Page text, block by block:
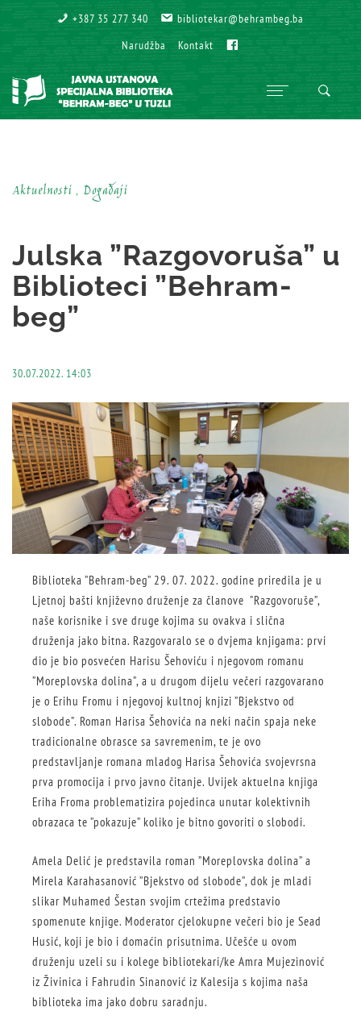
+387 35 277 340
bibliotekar@behrambeg.ba
Narudžba
Kontakt
Aktuelnosti , Događaji
Julska ”Razgovoruša” u
Biblioteci ”Behram-
beg”
30.07.2022. 14:03
Biblioteka ”Behram-beg” 29. 07. 2022. godine priredila je u
Ljetnoj bašti književno druženje za članove ”Razgovoruše”,
naše korisnike i sve druge kojima su ovakva i slična
druženja jako bitna. Razgovaralo se o dvjema knjigama: prvi
dio je bio posvećen Harisu Šehoviću i njegovom romanu
”Moreplovska dolina”, a u drugom dijelu večeri razgovarano
je o Erihu Fromu i njegovoj kultnoj knjizi ”Bjekstvo od
slobode”. Roman Harisa Šehovića na neki način spaja neke
tradicionalne obrasce sa savremenim, te je ovo
predstavljanje romana mladog Harisa Šehovića svojevrsna
prva promocija i prvo javno čitanje. Uvijek aktuelna knjiga
Eriha Froma problematizira pojedinca unutar kolektivnih
obrazaca te ”pokazuje” koliko je bitno govoriti o slobodi.
Amela Delić je predstavila roman ”Moreplovska dolina” a
Mirela Karahasanović ”Bjekstvo od slobode”, dok je mladi
slikar Muhamed Šestan svojim crtežima predstavio
spomenute knjige. Moderator cjelokupne večeri bio je Sead
Husić, koji je bio i domaćin prisutnima. Učešće u ovom
druženju uzeli su i kolege bibliotekari/ke Amra Mujezinović
iz Živinica i Fahrudin Sinanović iz Kalesija s kojima naša
biblioteka ima jako dobru saradnju.